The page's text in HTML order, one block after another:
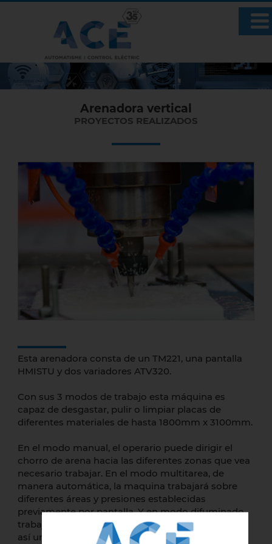
Arenadora vertical
PROYECTOS REALIZADOS
Esta arenadora consta de un TM221, una pantalla
HMISTU y dos variadores ATV320.
Con sus 3 modos de trabajo esta máquina es
capaz de desgastar, pulir o limpiar placas de
diferentes materiales de hasta 1800mm x 3100mm.
En el modo manual, el operario puede dirigir el
chorro de arena hacia las diferentes zonas que vea
necesario trabajar. En el modo multitarea, de
manera automática, la maquina trabajará sobre
diferentes áreas y presiones establecidas
previamente por pantalla. Y en modo difuminado
trabaja regulando la presión de la arena, haciendo
así un degradado en vertical u horizontal.